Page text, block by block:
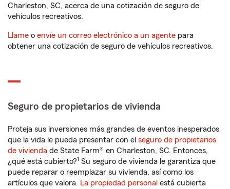
Charleston, SC, acerca de una cotización de seguro de
vehículos recreativos.
Llame o envíe un correo electrónico a un agente para
obtener una cotización de seguro de vehículos recreativos.
Seguro de propietarios de vivienda
Proteja sus inversiones más grandes de eventos inesperados
que la vida le pueda presentar con el seguro de propietarios
de vivienda de State Farm® en Charleston, SC. Entonces,
¿qué está cubierto?1 Su seguro de vivienda le garantiza que
puede reparar o reemplazar su vivienda, así como los
artículos que valora. La propiedad personal está cubierta